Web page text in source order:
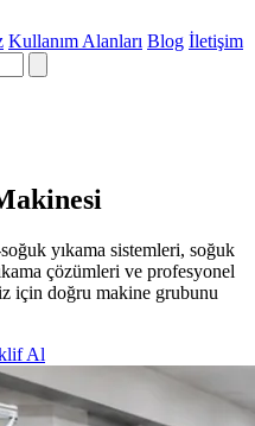
Kullanım Alanları Blog İletişim
yıkama sistemleri, soğuk
çözümleri ve profesyonel
için doğru makine grubunu
Al